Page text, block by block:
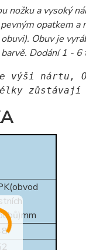
nožku a vysoký
opatkem
Obuv je
Dodání 1 -
výši nártu,
zůstávají